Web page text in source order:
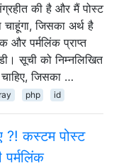
की है और मैं पोस्ट
जिसका अर्थ है
और पर्मलिंक प्राप्त
सूची को निम्नलिखित
चाहिए, जिसका …
php id
?! कस्टम पोस्ट